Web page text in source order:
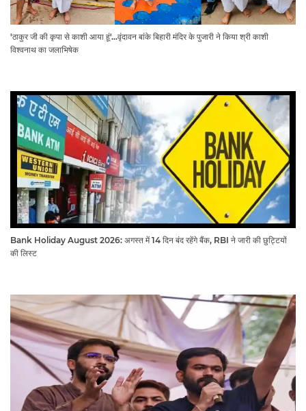
'ठाकुर जी की कृपा से काशी आया हूं'...वृंदावन बांके बिहारी मंदिर के पुजारी ने किया श्री काशी
विश्वनाथ का जलाभिषेक
Bank Holiday August 2026: अगस्त में 14 दिन बंद रहेंगे बैंक, RBI ने जारी की छुट्टियों
की लिस्ट​​​​​​​